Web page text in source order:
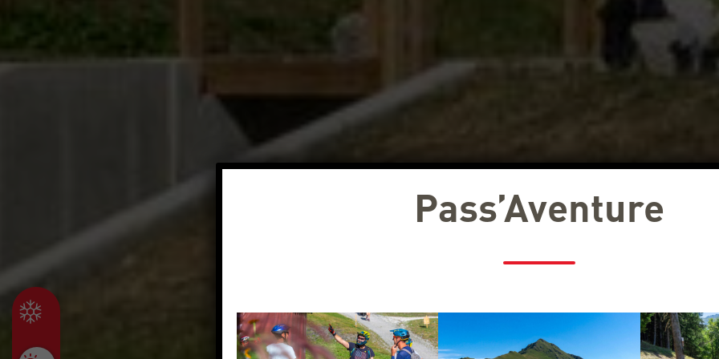
Pass’Aventure